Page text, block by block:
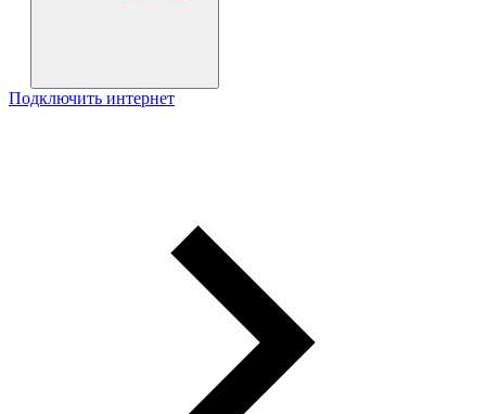
Подключить интернет